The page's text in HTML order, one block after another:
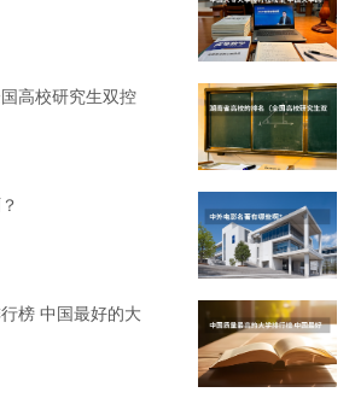
高校研究生双控
榜 中国最好的大